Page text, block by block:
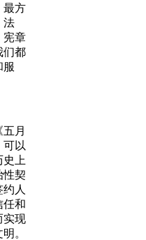
最方
法
宪章
们都
服
月
可以
史上
性契
人
任和
实现
。